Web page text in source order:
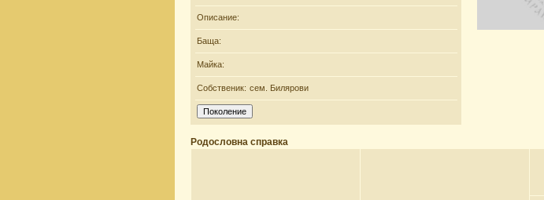
Описание:
Баща:
Майка:
Собственик: сем. Билярови
Родословна справка